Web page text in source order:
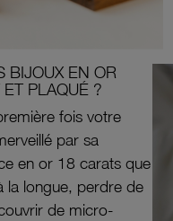
BIJOUX EN OR
PLAQUÉ ?
fois votre
par sa
en or 18 carats que
la longue, perdre de
de micro-